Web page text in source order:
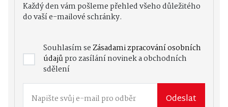
Každý den vám pošleme přehled všeho důležitého
do vaší e-mailové schránky.
Souhlasím seZásadami zpracování osobních
údajůpro zasílání novinek a obchodních
sdělení
Odeslat